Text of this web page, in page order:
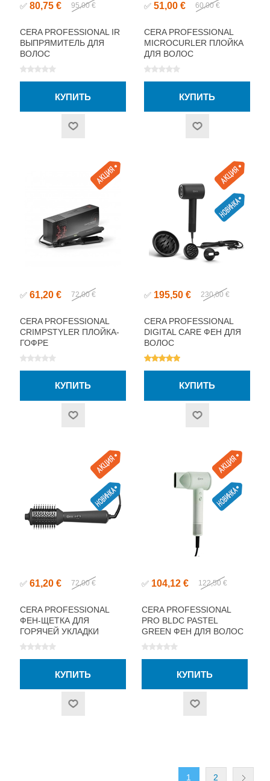
✅ 80,75 € 95,00 €
CERA PROFESSIONAL IR
ВЫПРЯМИТЕЛЬ ДЛЯ
ВОЛОС
✅ 51,00 € 60,00 €
CERA PROFESSIONAL
MICROCURLER ПЛОЙКА
ДЛЯ ВОЛОС
✅ 61,20 € 72,00 €
CERA PROFESSIONAL
CRIMPSTYLER ПЛОЙКА-
ГОФРЕ
✅ 195,50 € 230,00 €
CERA PROFESSIONAL
DIGITAL CARE ФЕН ДЛЯ
ВОЛОС
✅ 61,20 € 72,00 €
CERA PROFESSIONAL
ФЕН-ЩЕТКА ДЛЯ
ГОРЯЧЕЙ УКЛАДКИ
✅ 104,12 € 122,50 €
CERA PROFESSIONAL
PRO BLDC PASTEL
GREEN ФЕН ДЛЯ ВОЛОС
1 2